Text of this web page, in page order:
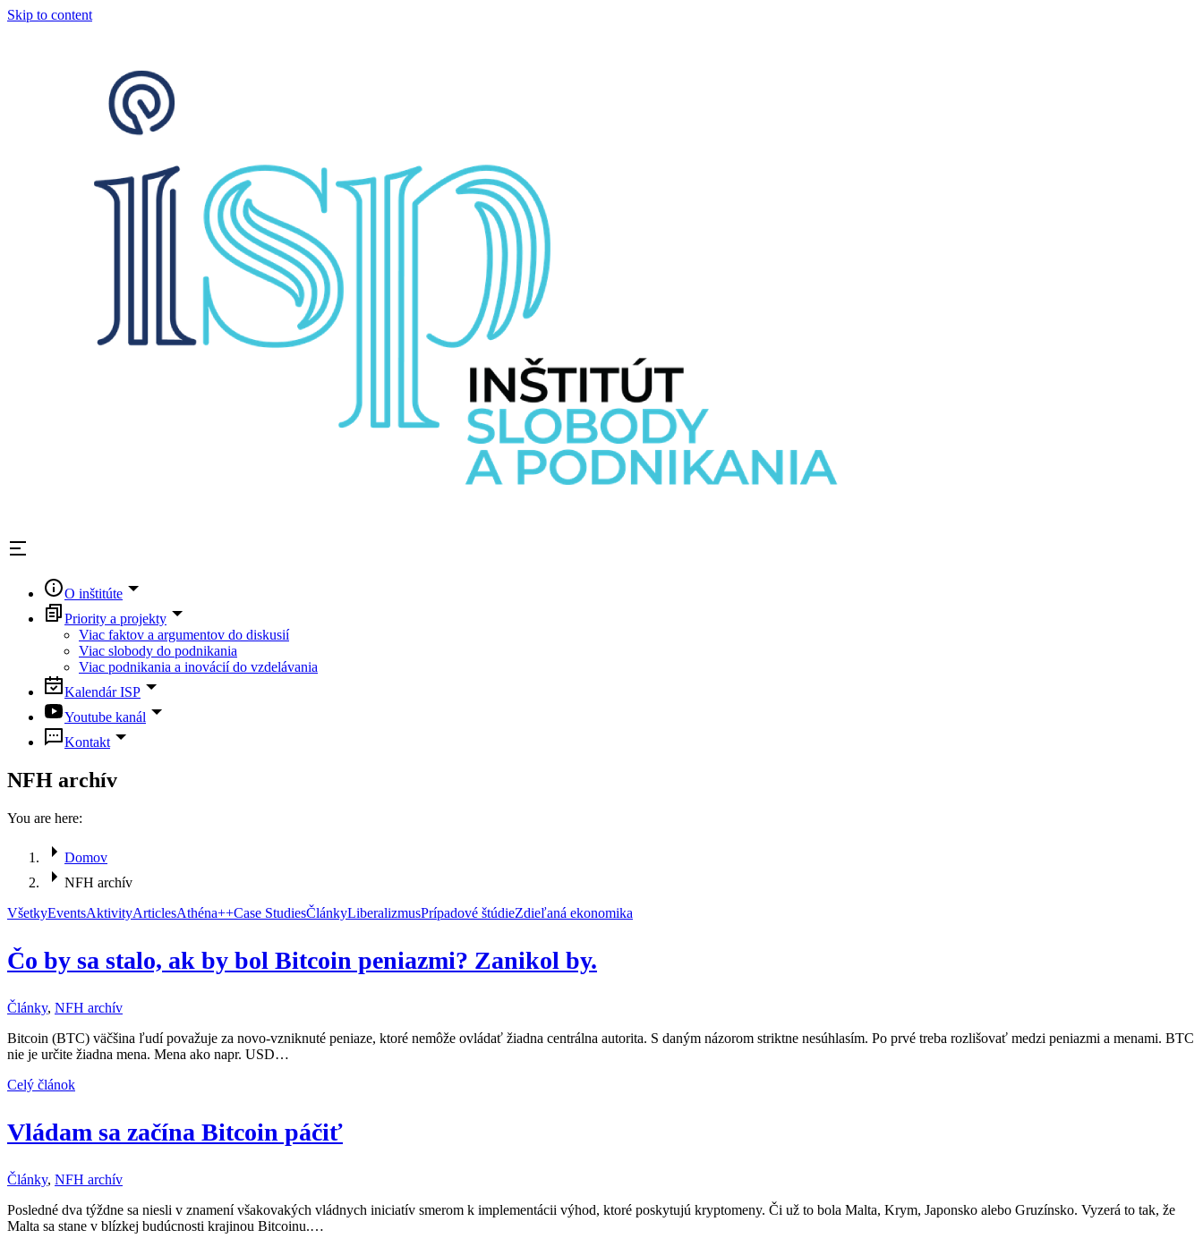
Skip to content
O inštitúte
Priority a projekty
Viac faktov a argumentov do diskusií
Viac slobody do podnikania
Viac podnikania a inovácií do vzdelávania
Kalendár ISP
Youtube kanál
Kontakt
NFH archív
You are here:
Domov
NFH archív
VšetkyEventsAktivityArticlesAthéna++Case StudiesČlánkyLiberalizmusPrípadové štúdieZdieľaná ekonomika
Čo by sa stalo, ak by bol Bitcoin peniazmi? Zanikol by.
Články, NFH archív
Bitcoin (BTC) väčšina ľudí považuje za novo-vzniknuté peniaze, ktoré nemôže ovládať žiadna centrálna autorita. S daným názorom striktne nesúhlasím. Po prvé treba rozlišovať medzi peniazmi a menami. BTC
nie je určite žiadna mena. Mena ako napr. USD…
Celý článok
Vládam sa začína Bitcoin páčiť
Články, NFH archív
Posledné dva týždne sa niesli v znamení všakovakých vládnych iniciatív smerom k implementácii výhod, ktoré poskytujú kryptomeny. Či už to bola Malta, Krym, Japonsko alebo Gruzínsko. Vyzerá to tak, že
Malta sa stane v blízkej budúcnosti krajinou Bitcoinu.…